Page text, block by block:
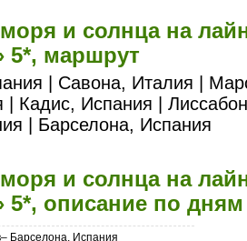
и солнца на
5*, маршрут
| Савона, Италия |
Кадис, Испания |
| Барселона, Испания
и солнца на
5*, описание по дням
Барселона, Испания